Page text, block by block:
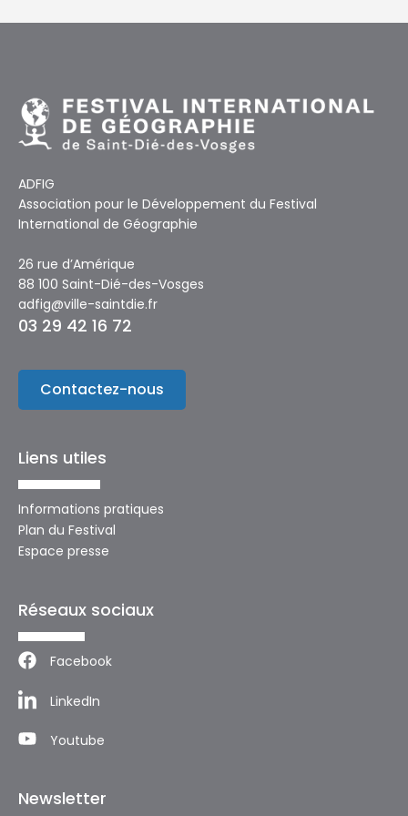
ADFIG
Association pour le Développement du Festival
International de Géographie
26 rue d’Amérique
88 100 Saint-Dié-des-Vosges
adfig@ville-saintdie.fr
03 29 42 16 72
Contactez-nous
Liens utiles
Informations pratiques
Plan du Festival
Espace presse
Réseaux sociaux
Facebook
LinkedIn
Youtube
Newsletter